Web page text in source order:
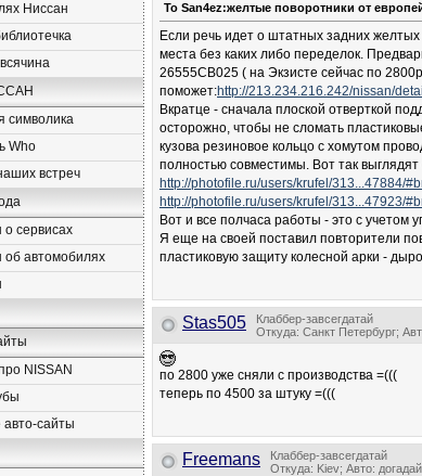
Ниссан
символика
Who
встреч
сервисах
автомобилях
NISSAN
авто-сайты
To San4ez:желтые поворотники от
Если речь идет о штатных задних
места без каких либо переделок.
26555CB025 ( на Экзисте сейчас по
поможет:http://213.234.216.242/nissan/
Вкратце - сначала плоской отверткой
осторожно, чтобы не сломать
кузова резиновое кольцо с хомутом
полностью совместимы. Вот так
http://photofile.ru/users/krufel/313...47884/
http://photofile.ru/users/krufel/313...47923/
Вот и все полчаса работы - это с учетом
Я еще на своей поставил повторители
пластиковую защиту колесной арки -
Stas505
Клаббер-завсегдатай
Откуда: Санкт Петербург;
по 2800 уже сняли с производства =(((
теперь по 4500 за штуку =(((
Freemans
Клаббер-завсегдатай
Откуда: Kiev; Авто: